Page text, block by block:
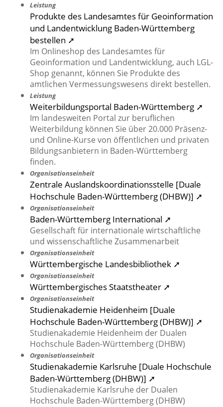
Leistung
Produkte des Landesamtes für Geoinformation
und Landentwicklung Baden-Württemberg
bestellen ➚
Im Onlineshop des Landesamtes für
Geoinformation und Landentwicklung, auch LGL-
Shop genannt, können Sie Produkte des
amtlichen Vermessungswesens direkt bestellen.
Leistung
Weiterbildungsportal Baden-Württemberg ➚
Im landesweiten Portal zur beruflichen
Weiterbildung können Sie über 20.000 Präsenz-
und Online-Kurse von öffentlichen und privaten
Bildungsanbietern in Baden-Württemberg
finden.
Organisationseinheit
Zentrale Auslandskoordinationsstelle [Duale
Hochschule Baden-Württemberg (DHBW)] ➚
Organisationseinheit
Baden-Württemberg International ➚
Gesellschaft für internationale wirtschaftliche
und wissenschaftliche Zusammenarbeit
Organisationseinheit
Württembergische Landesbibliothek ➚
Organisationseinheit
Württembergisches Staatstheater ➚
Organisationseinheit
Studienakademie Heidenheim [Duale
Hochschule Baden-Württemberg (DHBW)] ➚
Studienakademie Heidenheim der Dualen
Hochschule Baden-Württemberg (DHBW)
Organisationseinheit
Studienakademie Karlsruhe [Duale Hochschule
Baden-Württemberg (DHBW)] ➚
Studienakademie Karlsruhe der Dualen
Hochschule Baden-Württemberg (DHBW)